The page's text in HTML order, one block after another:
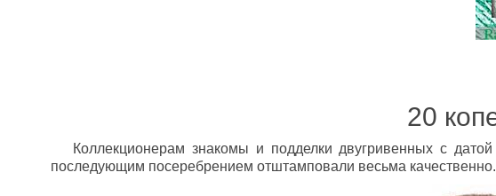
20
Коллекционерам знакомы и подделки двугривенных с
последующим посеребрением отштамповали весьма качественно.